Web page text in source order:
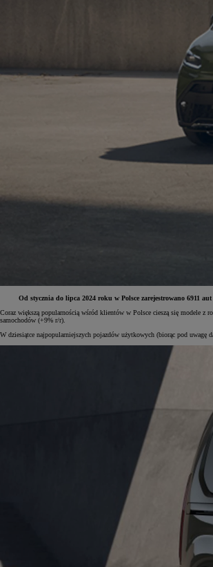
Yaris Cross
Od stycznia do lipca 2024 roku w Polsce zarejestrowano 6911
Coraz większą popularnością wśród klientów w Polsce cieszą się modele
samochodów (+9% r/r).
W dziesiątce najpopularniejszych pojazdów użytkowych (biorąc pod